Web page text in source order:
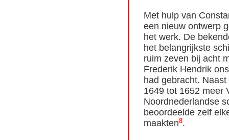
Met hulp van
een nieuw ontwerp
het werk. De
het belangrijkste
ruim zeven bij acht
Frederik Hendrik
had gebracht.
1649 tot 1652 meer
Noordnederlandse
beoordeelde zelf
maakten8.